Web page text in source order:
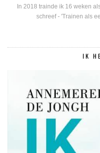
In 2018 trainde ik 16 weken
schreef - 'Trainen als
IK